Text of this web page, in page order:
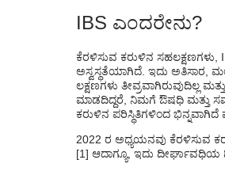
FAQ ಗಳು
IBS ಎಂದರೇನು?
ಕೆರಳಿಸುವ ಕರುಳಿನ ಸಹಲಕ್ಷಣಗಳು,
ಅಸ್ವಸ್ಥತೆಯಾಗಿದೆ. ಇದು ಅತಿಸಾರ,
ಲಕ್ಷಣಗಳು ತೀವ್ರವಾಗಿರುವುದಿಲ್ಲ
ಮಾಡದಿದ್ದರೆ, ನಿಮಗೆ ಔಷಧಿ ಮತ್ತು
ಕರುಳಿನ ಪರಿಸ್ಥಿತಿಗಳಿಂದ ಭಿನ್ನವಾಗಿದೆ
2022 ರ ಅಧ್ಯಯನವು ಕೆರಳಿಸುವ
[1] ಆದಾಗ್ಯೂ, ಇದು ದೀರ್ಘಾವಧಿಯ